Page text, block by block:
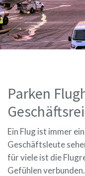
Parken
Ein Flug ist immer
Geschäftsleute
für viele ist die
Gefühlen